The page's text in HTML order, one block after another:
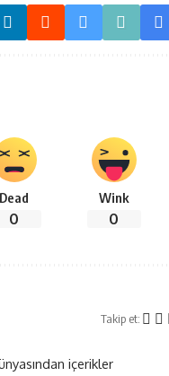
Dead
0
Wink
0
Takip et:
içerikler